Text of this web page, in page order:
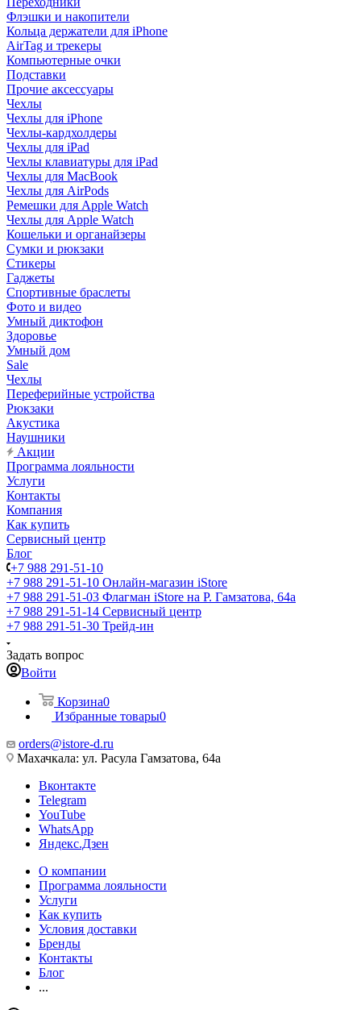
Флэшки и накопители
Кольца держатели для iPhone
AirTag и трекеры
Компьютерные очки
Подставки
Прочие аксессуары
Чехлы
Чехлы для iPhone
Чехлы-кардхолдеры
Чехлы для iPad
Чехлы клавиатуры для iPad
Чехлы для MacBook
Чехлы для AirPods
Ремешки для Apple Watch
Чехлы для Apple Watch
Кошельки и органайзеры
Сумки и рюкзаки
Стикеры
Гаджеты
Спортивные браслеты
Фото и видео
Умный диктофон
Здоровье
Умный дом
Sale
Чехлы
Переферийные устройства
Рюкзаки
Акустика
Наушники
Акции
Программа лояльности
Услуги
Контакты
Компания
Как купить
Сервисный центр
Блог
+7 988 291-51-10
+7 988 291-51-10 Онлайн-магазин iStore
+7 988 291-51-03 Флагман iStore на Р. Гамзатова, 64а
+7 988 291-51-14 Сервисный центр
+7 988 291-51-30 Трейд-ин
Задать вопрос
Войти
Корзина0
Избранные товары0
orders@istore-d.ru
Махачкала: ул. Расула Гамзатова, 64а
Вконтакте
Telegram
YouTube
WhatsApp
Яндекс.Дзен
О компании
Программа лояльности
Услуги
Как купить
Условия доставки
Бренды
Контакты
Блог
...